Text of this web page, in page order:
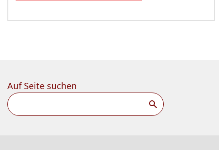
Auf Seite suchen
Suchen